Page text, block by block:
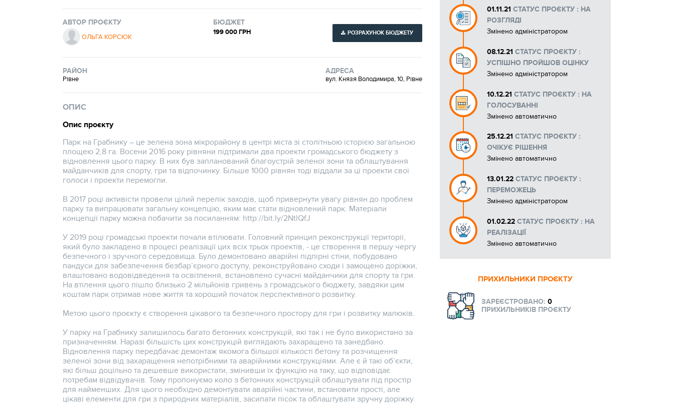
Інструкції
Довідкова інформація
Макети рекламних матеріалів
АВТОР ПРОЄКТУ
ОЛЬГА КОРСЮК
БЮДЖЕТ
199 000 ГРН РОЗРАХУНОК БЮДЖЕТУ
РАЙОН
Рівне
АДРЕСА
вул. Князя Володимира, 10, Рівне
ОПИС
Опис проєкту
Парк на Грабнику – це зелена зона мікрорайону в центрі міста зі столітньою історією загальною
площею 2,8 га. Восени 2016 року рівняни підтримали два проекти громадського бюджету з
відновлення цього парку. В них був запланований благоустрій зеленої зони та облаштування
майданчиків для спорту, гри та відпочинку. Більше 1000 рівнян тоді віддали за ці проекти свої
голоси і проекти перемогли.
В 2017 році активісти провели цілий перелік заходів, щоб привернути увагу рівнян до проблем
парку та випрацювати загальну концепцію, яким має стати відновлений парк. Матеріали
концепції парку можна побачити за посиланням: http://bit.ly/2NtlQfJ
У 2019 році громадські проекти почали втілювати. Головний принцип реконструкції території,
який було закладено в процесі реалізації цих всіх трьох проектів, - це створення в першу чергу
безпечного і зручного середовища. Було демонтовано аварійні підпірні стіни, побудовано
пандуси для забезпечення безбар’єрного доступу, реконструйовано сходи і замощено доріжки,
влаштовано водовідведення та освітлення, встановлено сучасні майданчики для спорту та гри.
На втілення цього пішло близько 2 мільйонів гривень з громадського бюджету, завдяки цим
коштам парк отримав нове життя та хороший початок перспективного розвитку.
Метою цього проєкту є створення цікавого та безпечного простору для гри і розвитку малюків.
У парку на Грабнику залишилось багато бетонних конструкцій, які так і не було використано за
призначенням. Наразі більшість цих конструкцій виглядають захаращено та занедбано.
Відновлення парку передбачає демонтаж якомога більшої кількості бетону та розчищення
зеленої зони від захаращення непотрібними та аварійними конструкціями. Але є й такі об’єкти,
які більш доцільно та дешевше використати, змінивши їх функцію на таку, що відповідає
потребам відвідувачів. Тому пропонуємо коло з бетонних конструкцій облаштувати під простір
для найменших. Для цього необхідно демонтувати аварійні частини, встановити прості, але
цікаві елементи для гри з природних матеріалів, засипати пісок та облаштувати зручну доріжку.
01.11.21 СТАТУС ПРОЄКТУ : НА
РОЗГЛЯДІ
Змінено адміністратором
08.12.21 СТАТУС ПРОЄКТУ :
УСПІШНО ПРОЙШОВ ОЦІНКУ
Змінено адміністратором
10.12.21 СТАТУС ПРОЄКТУ : НА
ГОЛОСУВАННІ
Змінено автоматично
25.12.21 СТАТУС ПРОЄКТУ :
ОЧІКУЄ РІШЕННЯ
Змінено автоматично
13.01.22 СТАТУС ПРОЄКТУ :
ПЕРЕМОЖЕЦЬ
Змінено адміністратором
01.02.22 СТАТУС ПРОЄКТУ : НА
РЕАЛІЗАЦІЇ
Змінено автоматично
ПРИХИЛЬНИКИ ПРОЄКТУ
ЗАРЕЄСТРОВАНО: 0
ПРИХИЛЬНИКІВ ПРОЄКТУ